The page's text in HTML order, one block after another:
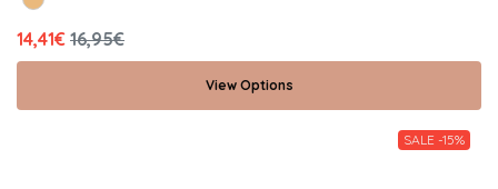
14,41€ 16,95€
View Options
SALE -15%